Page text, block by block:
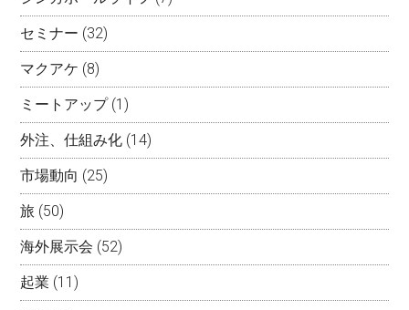
セミナー (32)
マクアケ (8)
ミートアップ(1)
外注、仕組み化 (14)
市場動向 (25)
旅 (50)
海外展示会 (52)
起業 (11)